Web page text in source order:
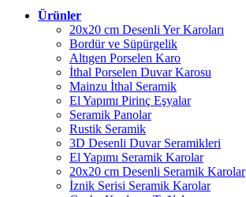
Ürünler
20x20 cm Desenli Yer Karoları
Bordür ve Süpürgelik
Altıgen Porselen Karo
İthal Porselen Duvar Karosu
Mainzu İthal Seramik
El Yapımı Pirinç Eşyalar
Seramik Panolar
Rustik Seramik
3D Desenli Duvar Seramikleri
El Yapımı Seramik Karolar
20x20 cm Desenli Seramik Karolar
İznik Serisi Seramik Karolar